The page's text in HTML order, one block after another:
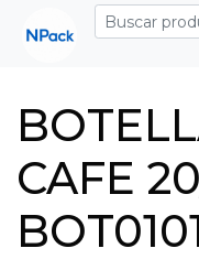
CAFE